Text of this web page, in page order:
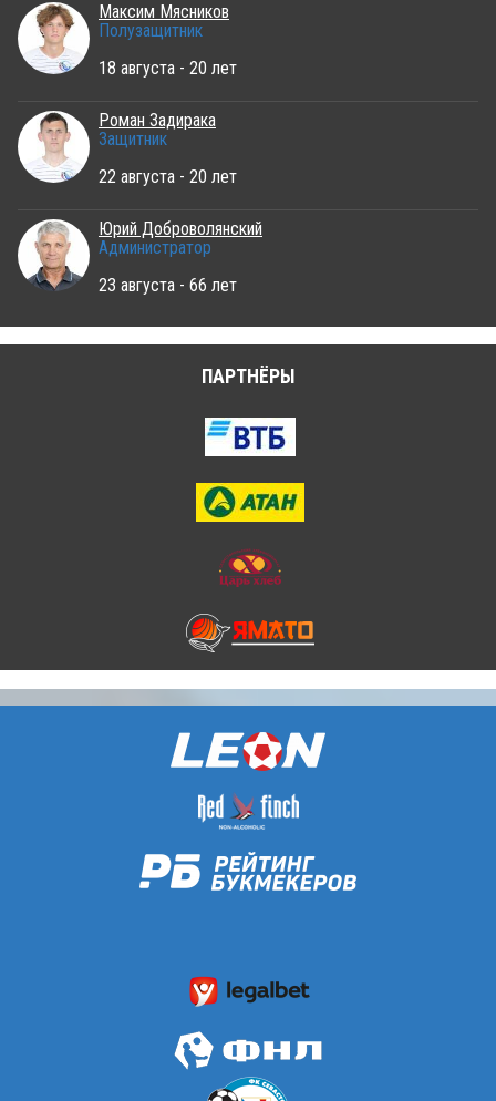
Максим Мясников
Полузащитник
18 августа - 20 лет
Роман Задирака
Защитник
22 августа - 20 лет
Юрий Доброволянский
Администратор
23 августа - 66 лет
ПАРТНЁРЫ